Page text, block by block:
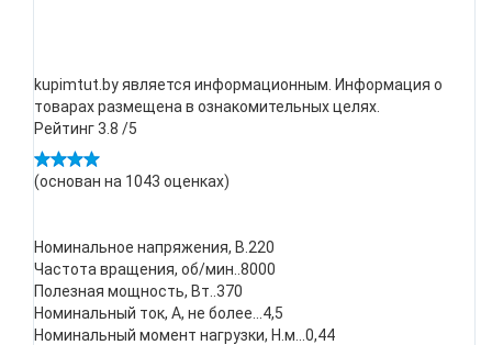
kupimtut.by является информационным. Информация о
товарах размещена в ознакомительных целях.
Рейтинг3.8 /5
(основан на 1043 оценках)
Номинальное напряжения, В.220
Частота вращения, об/мин..8000
Полезная мощность, Вт..370
Номинальный ток, А, не более...4,5
Номинальный момент нагрузки, Н.м...0,44